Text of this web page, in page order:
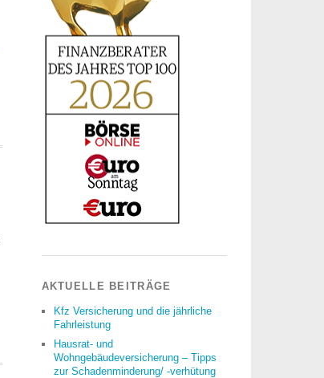
AKTUELLE BEITRÄGE
Kfz Versicherung und die jährliche
Fahrleistung
Hausrat- und
Wohngebäudeversicherung – Tipps
zur Schadenminderung/ -verhütung